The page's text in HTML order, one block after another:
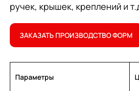
ручек, крышек, креплений и
ЗАКАЗАТЬ ПРОИЗВОДСТВО ФОРМ
Параметры